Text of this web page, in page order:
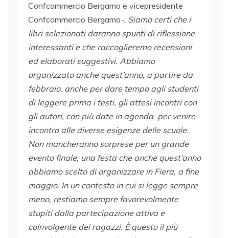
Confcommercio Bergamo e vicepresidente
Confcommercio Bergamo-. Siamo certi che i
libri selezionati daranno spunti di riflessione
interessanti e che raccoglieremo recensioni
ed elaborati suggestivi. Abbiamo
organizzato anche quest’anno, a partire da
febbraio, anche per dare tempo agli studenti
di leggere prima i testi, gli attesi incontri con
gli autori, con più date in agenda per venire
incontro alle diverse esigenze delle scuole.
Non mancheranno sorprese per un grande
evento finale, una festa che anche quest’anno
abbiamo scelto di organizzare in Fiera, a fine
maggio. In un contesto in cui si legge sempre
meno, restiamo sempre favorevolmente
stupiti dalla partecipazione attiva e
coinvolgente dei ragazzi. È questo il più